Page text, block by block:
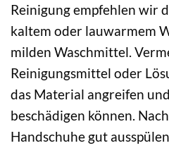
Reinigung empfehlen wir
kaltem oder lauwarmem
milden Waschmittel.
Reinigungsmittel oder
das Material angreifen
beschädigen können.
Handschuhe gut